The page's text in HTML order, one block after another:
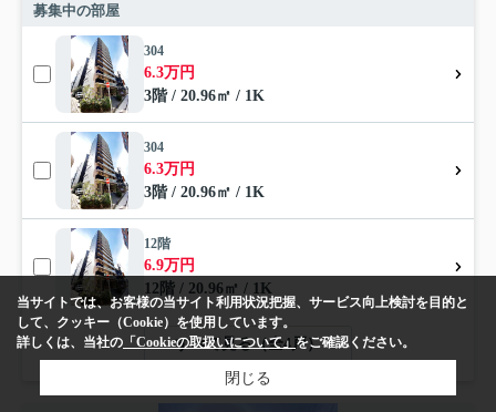
募集中の部屋
304
6.3万円
3階 / 20.96㎡ / 1K
304
6.3万円
3階 / 20.96㎡ / 1K
12階
6.9万円
12階 / 20.96㎡ / 1K
すべて見る（全4戸）
当サイトでは、お客様の当サイト利用状況把握、サービス向上検討を目的と
して、クッキー（Cookie）を使用しています。
詳しくは、当社の 「Cookieの取扱いについて」をご確認ください。
閉じる